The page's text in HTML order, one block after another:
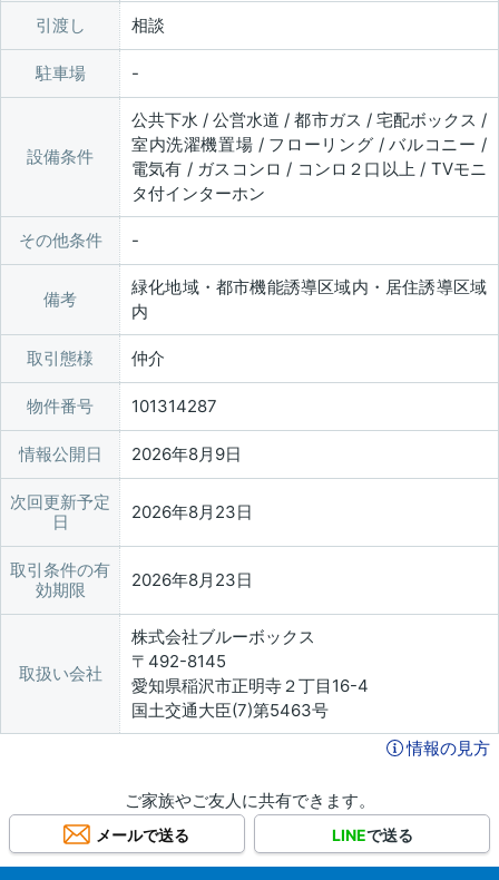
引渡し 相談
駐車場
設備条件
公共下水 / 公営水道 / 都市ガス / 宅配ボックス /
室内洗濯機置場 / フローリング / バルコニー /
電気有 / ガスコンロ / コンロ２口以上 / TVモニ
タ付インターホン
その他条件
備考
緑化地域・都市機能誘導区域内・居住誘導区域
内
取引態様 仲介
物件番号 101314287
情報公開日 2026年8月9日
次回更新予定
日
2026年8月23日
取引条件の有
効期限
2026年8月23日
取扱い会社
株式会社ブルーボックス
〒492-8145
愛知県稲沢市正明寺２丁目16-4
国土交通大臣(7)第5463号
情報の見方
ご家族やご友人に共有できます。
メールで送る LINEで送る